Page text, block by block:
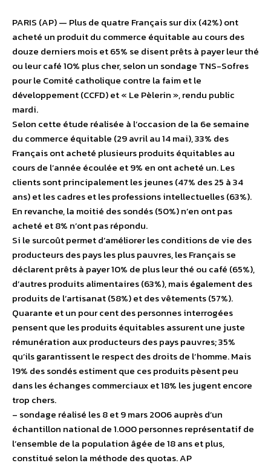
PARIS (AP) — Plus de quatre Français sur dix (42%) ont
acheté un produit du commerce équitable au cours des
douze derniers mois et 65% se disent prêts à payer leur thé
ou leur café 10% plus cher, selon un sondage TNS-Sofres
pour le Comité catholique contre la faim et le
développement (CCFD) et « Le Pèlerin », rendu public
mardi.
Selon cette étude réalisée à l’occasion de la 6e semaine
du commerce équitable (29 avril au 14 mai), 33% des
Français ont acheté plusieurs produits équitables au
cours de l’année écoulée et 9% en ont acheté un. Les
clients sont principalement les jeunes (47% des 25 à 34
ans) et les cadres et les professions intellectuelles (63%).
En revanche, la moitié des sondés (50%) n’en ont pas
acheté et 8% n’ont pas répondu.
Si le surcoût permet d’améliorer les conditions de vie des
producteurs des pays les plus pauvres, les Français se
déclarent prêts à payer 10% de plus leur thé ou café (65%),
d’autres produits alimentaires (63%), mais également des
produits de l’artisanat (58%) et des vêtements (57%).
Quarante et un pour cent des personnes interrogées
pensent que les produits équitables assurent une juste
rémunération aux producteurs des pays pauvres; 35%
qu’ils garantissent le respect des droits de l’homme. Mais
19% des sondés estiment que ces produits pèsent peu
dans les échanges commerciaux et 18% les jugent encore
trop chers.
– sondage réalisé les 8 et 9 mars 2006 auprès d’un
échantillon national de 1.000 personnes représentatif de
l’ensemble de la population âgée de 18 ans et plus,
constitué selon la méthode des quotas. AP